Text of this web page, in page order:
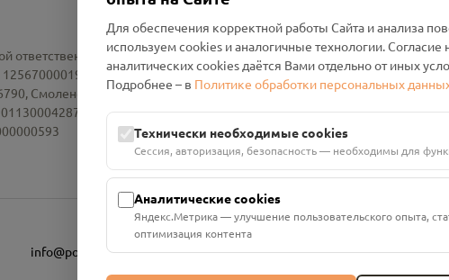
ответственностью «Смоленский Проект Помним»
Смоленская область, р-н Руднянский, г. Рудня, улица Западная, д. 26А,
в АО "АЛЬФА-БАНК"
info@pomnim.online
Для обеспечения корректной работы Сайта и анализа
используем cookies и аналогичные технологии. Согласие
аналитических cookies даётся Вами отдельно от иных
Подробнее – в Политике обработки персональных
Технически необходимые cookies
Сессия, авторизация, безопасность — необходимы для
Аналитические cookies
Яндекс.Метрика — улучшение пользовательского опыта,
оптимизация контента